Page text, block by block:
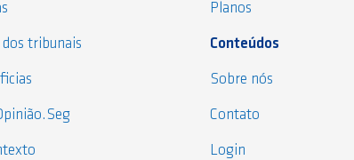
dos tribunais
Planos
Conteúdos
Sobre nós
Contato
Login